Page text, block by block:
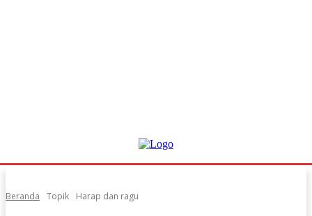
Beranda Topik Harap dan ragu